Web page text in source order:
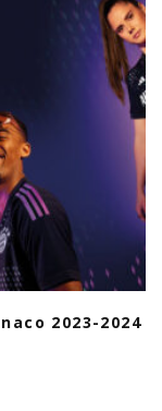
2023-2024